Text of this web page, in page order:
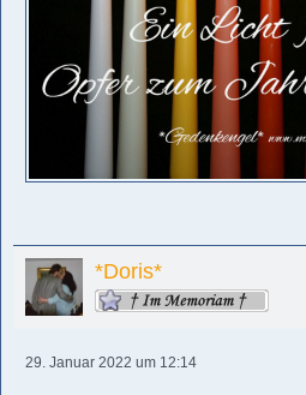
*Doris*
29. Januar 2022 um 12:14